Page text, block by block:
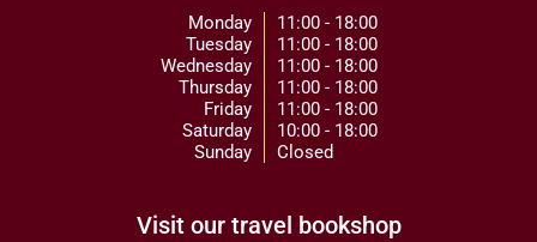
Monday
Tuesday
Wednesday
Thursday
Friday
Saturday
Sunday
11:00 - 18:00
11:00 - 18:00
11:00 - 18:00
11:00 - 18:00
11:00 - 18:00
10:00 - 18:00
Closed
Visit our travel bookshop